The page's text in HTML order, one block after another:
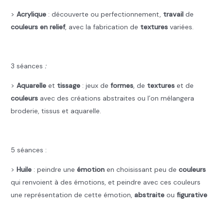
> Acrylique : découverte ou perfectionnement, travail de
couleurs en relief, avec la fabrication de texturesvariées.
3 séances :
> Aquarelle et tissage : jeux de formes, de textures et de
couleurs avec des créations abstraites ou l’on mélangera
broderie, tissus et aquarelle.
5 séances :
> Huile: peindre une émotion en choisissant peu de couleurs
qui renvoient à des émotions, et peindre avec ces couleurs
une représentation de cette émotion, abstraite ou figurative